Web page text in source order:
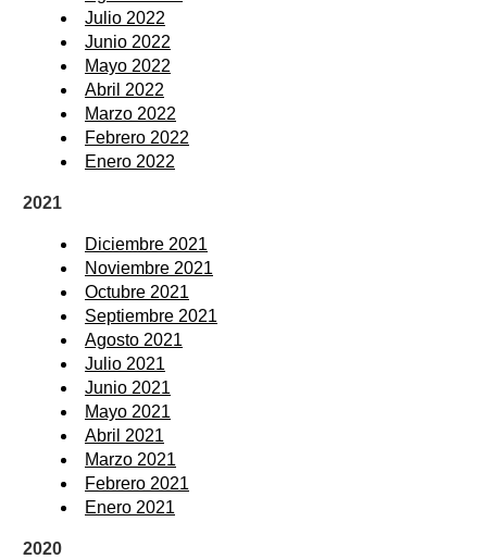
Julio 2022
Junio 2022
Mayo 2022
Abril 2022
Marzo 2022
Febrero 2022
Enero 2022
2021
Diciembre 2021
Noviembre 2021
Octubre 2021
Septiembre 2021
Agosto 2021
Julio 2021
Junio 2021
Mayo 2021
Abril 2021
Marzo 2021
Febrero 2021
Enero 2021
2020